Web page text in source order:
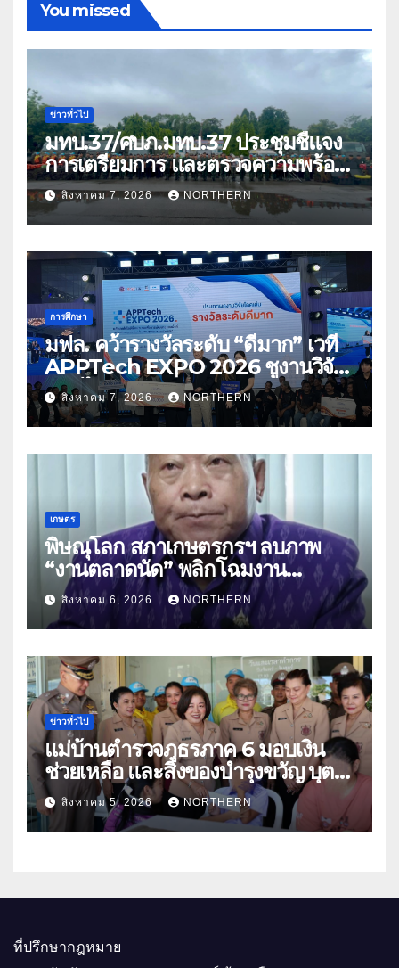
You missed
ข่าวทั่วไป
มทบ.37/ศบภ.มทบ.37 ประชุมชี้แจง
การเตรียมการ และตรวจความพร้อม
ด้านการบรรเทาสาธารณภัย
สิงหาคม 7, 2026 NORTHERN
การศึกษา
มฟล. คว้ารางวัลระดับ “ดีมาก” เวที
APPTech EXPO 2026 ชูงานวิจัย
สมุนไพร ขับเคลื่อนนวัตกรรมสู่เชิง
พาณิชย์
สิงหาคม 7, 2026 NORTHERN
เกษตร
พิษณุโลก สภาเกษตรกรฯ ลบภาพ
“งานตลาดนัด” พลิกโฉมงาน
“เกษตรรุ่งเรืองเมืองสองแคว 69” มุ่ง
ประโยชน์เกษตรกร ดึงนวัตกรรม-จับ
คู่ธุรกิจดันสินค้าเกษตรสู่สากล (คลิป)
สิงหาคม 6, 2026 NORTHERN
ข่าวทั่วไป
แม่บ้านตำรวจภูธรภาค 6 มอบเงิน
ช่วยเหลือ และสิ่งของบำรุงขวัญ บุตร-
ธิดา ข้าราชการตำรวจจังหวัด
อุทัยธานี
สิงหาคม 5, 2026 NORTHERN
ที่ปรึกษากฎหมาย